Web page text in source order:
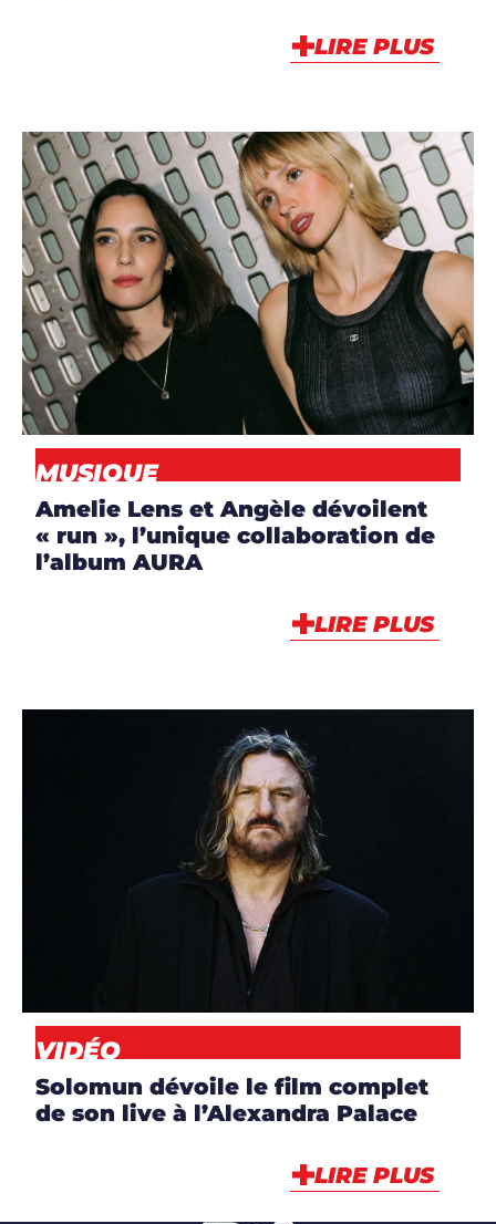
LIRE PLUS
ARTICLES,ARTISTES,
ARTISTES,DJS,
MUSIQUE
,NEWS
MUSIQUE
Amelie Lens et Angèle dévoilent
« run », l’unique collaboration de
l’album AURA
LIRE PLUS
ARTICLES,ARTISTES
DJS,NEWS
VIDÉO
VIDÉO
Solomun dévoile le film complet
de son live à l’Alexandra Palace
LIRE PLUS